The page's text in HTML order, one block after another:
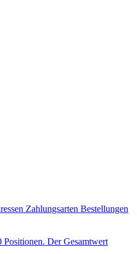
Zahlungsarten Bestellungen
Positionen. Der Gesamtwert